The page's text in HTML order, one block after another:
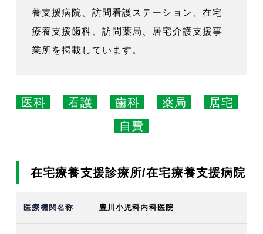
養支援病院、訪問看護ステーション、在宅
療養支援歯科、訪問薬局、居宅介護支援事
業所を掲載しています。
医科 看護 歯科 薬局
居宅
自費
在宅療養支援診療所/在宅療養支援病院
豊川小児科内科医院